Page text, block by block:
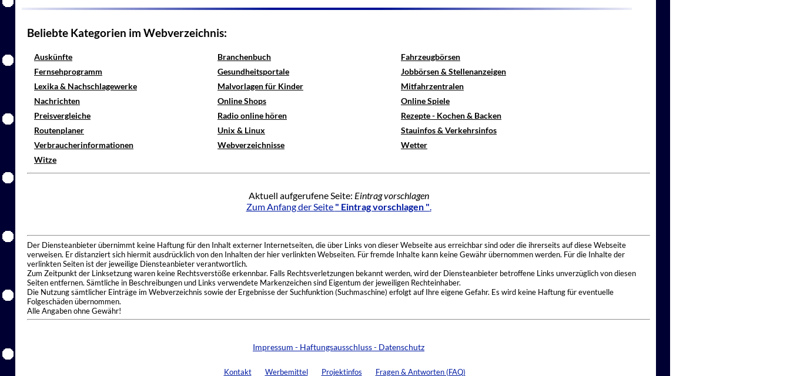
Beliebte Kategorien im Webverzeichnis:
Auskünfte Branchenbuch
Fahrzeugbörsen
Fernsehprogramm
Gesundheitsportale
Jobbörsen & Stellenanzeigen
Lexika & Nachschlagewerke
Malvorlagen für Kinder
Mitfahrzentralen
Nachrichten
Online Shops
Online Spiele
Preisvergleiche
Radio online hören
Rezepte - Kochen & Backen
Routenplaner
Unix & Linux
Stauinfos & Verkehrsinfos
Verbraucherinformationen
Webverzeichnisse
Wetter
Witze
Aktuell aufgerufene Seite: Eintrag vorschlagen
Zum Anfang der Seite " Eintrag vorschlagen ".
Der Diensteanbieter übernimmt keine Haftung für den Inhalt externer Internetseiten, die über Links von dieser Webseite aus erreichbar sind oder die ihrerseits auf diese Webseite
verweisen. Er distanziert sich hiermit ausdrücklich von den Inhalten der hier verlinkten Webseiten. Für fremde Inhalte kann keine Gewähr übernommen werden. Für die Inhalte der
verlinkten Seiten ist der jeweilige Diensteanbieter verantwortlich.
Zum Zeitpunkt der Linksetzung waren keine Rechtsverstöße erkennbar. Falls Rechtsverletzungen bekannt werden, wird der Diensteanbieter betroffene Links unverzüglich von diesen
Seiten entfernen. Sämtliche in Beschreibungen und Links verwendete Markenzeichen sind Eigentum der jeweiligen Rechteinhaber.
Die Nutzung sämtlicher Einträge im Webverzeichnis sowie der Ergebnisse der Suchfunktion (Suchmaschine) erfolgt auf Ihre eigene Gefahr. Es wird keine Haftung für eventuelle
Folgeschäden übernommen.
Alle Angaben ohne Gewähr!
Impressum - Haftungsausschluss - Datenschutz
Kontakt Werbemittel Projektinfos Fragen & Antworten (FAQ)